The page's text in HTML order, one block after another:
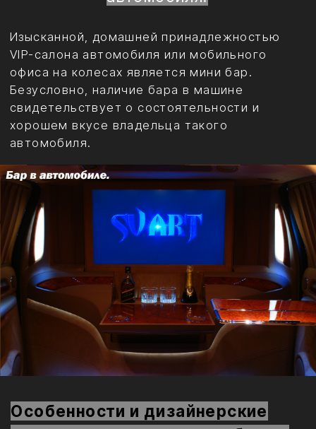
Безусловно, наличие бара в машине
хорошем вкусе владельца такого
автомобиля.
Особенности и дизайнерские
тонкости установки мина бара в
салон автомобиля:
При обустройстве мини баров в
просторных салонах автомобилей
представительского класса,
действительно, есть большой простор
для полета фантазии автомобильных
дизайнеров. По сути, разработка дизайна
и конструкции автомобильного мини
можно оборудовать практически в
любом месте задней части салонного